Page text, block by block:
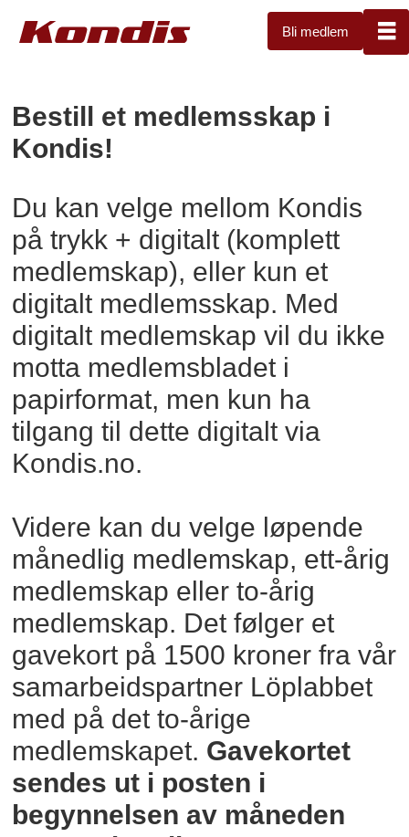
Bli medlem
Bli
medlem
Kondis
Bestill et medlemsskap i
Kondis!
Du kan velge mellom Kondis
på trykk + digitalt (komplett
medlemskap), eller kun et
digitalt medlemsskap. Med
digitalt medlemskap vil du ikke
motta medlemsbladet i
papirformat, men kun ha
tilgang til dette digitalt via
Kondis.no.
Videre kan du velge løpende
månedlig medlemskap, ett-årig
medlemskap eller to-årig
medlemskap. Det følger et
gavekort på 1500 kroner fra vår
samarbeidspartner Löplabbet
med på det to-årige
medlemskapet. Gavekortet
sendes ut i posten i
begynnelsen av måneden